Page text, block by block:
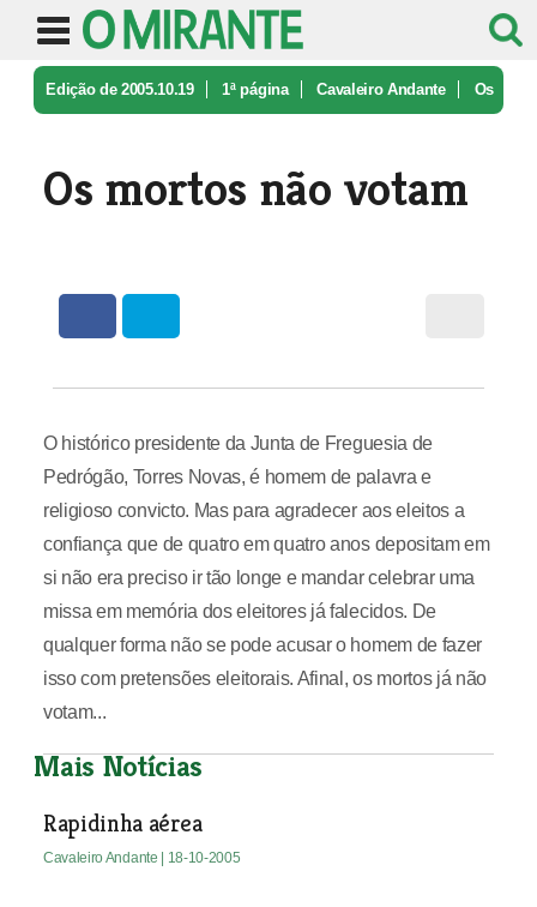
Edição de 2005.10.19 1ª página Cavaleiro Andante Os
Os mortos não votam
O histórico presidente da Junta de Freguesia de
Pedrógão, Torres Novas, é homem de palavra e
religioso convicto. Mas para agradecer aos eleitos a
confiança que de quatro em quatro anos depositam em
si não era preciso ir tão longe e mandar celebrar uma
missa em memória dos eleitores já falecidos. De
qualquer forma não se pode acusar o homem de fazer
isso com pretensões eleitorais. Afinal, os mortos já não
votam...
Mais Notícias
Rapidinha aérea
Cavaleiro Andante | 18-10-2005